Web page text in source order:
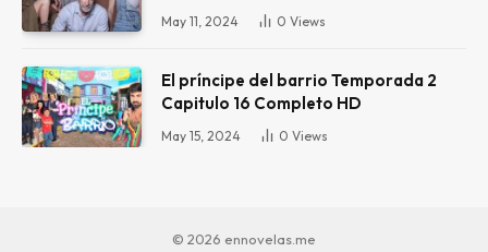
May 11, 2024 0 Views
El príncipe del barrio Temporada 2
Capitulo 16 Completo HD
May 15, 2024 0 Views
© 2026 ennovelas.me